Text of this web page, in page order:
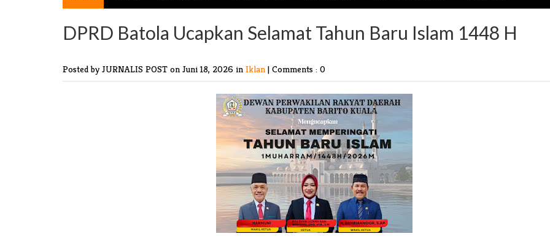
DPRD Batola Ucapkan Selamat Tahun Baru Islam 1448 H
Posted by JURNALIS POST on Juni 18, 2026 in Iklan | Comments : 0